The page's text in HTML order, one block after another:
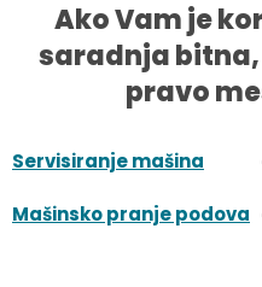
Ako Vam je
saradnja
pravo
Servisiranje mašina
Mašinsko pranje podova